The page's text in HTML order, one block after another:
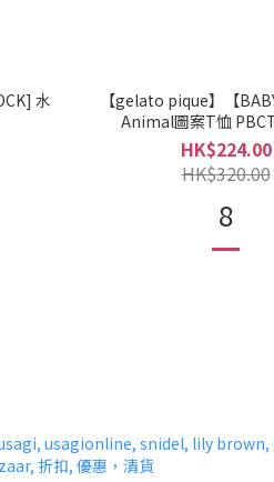
水
【gelato pique】【
Animal圖案T恤
HK$224.00
HK$320.00
8